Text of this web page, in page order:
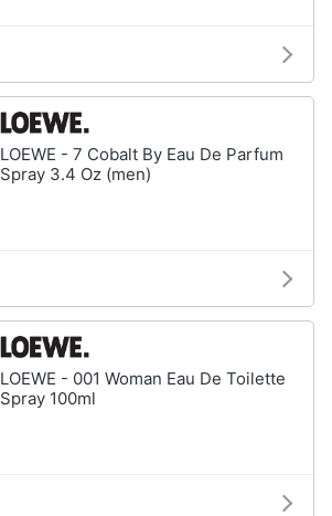
LOEWE - 7 Cobalt By Eau De Parfum
Spray 3.4 Oz (men)
LOEWE - 001 Woman Eau De Toilette
Spray 100ml